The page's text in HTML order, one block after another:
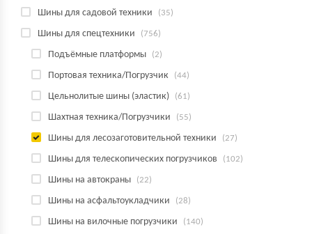
Шины для садовой техники (35)
Шины для спецтехники (756)
Подъёмные платформы (2)
Портовая техника/Погрузчик (44)
Цельнолитые шины (эластик) (61)
Шахтная техника/Погрузчики (55)
Шины для лесозаготовительной техники (27)
Шины для телескопических погрузчиков (102)
Шины на автокраны (22)
Шины на асфальтоукладчики (28)
Шины на вилочные погрузчики (140)